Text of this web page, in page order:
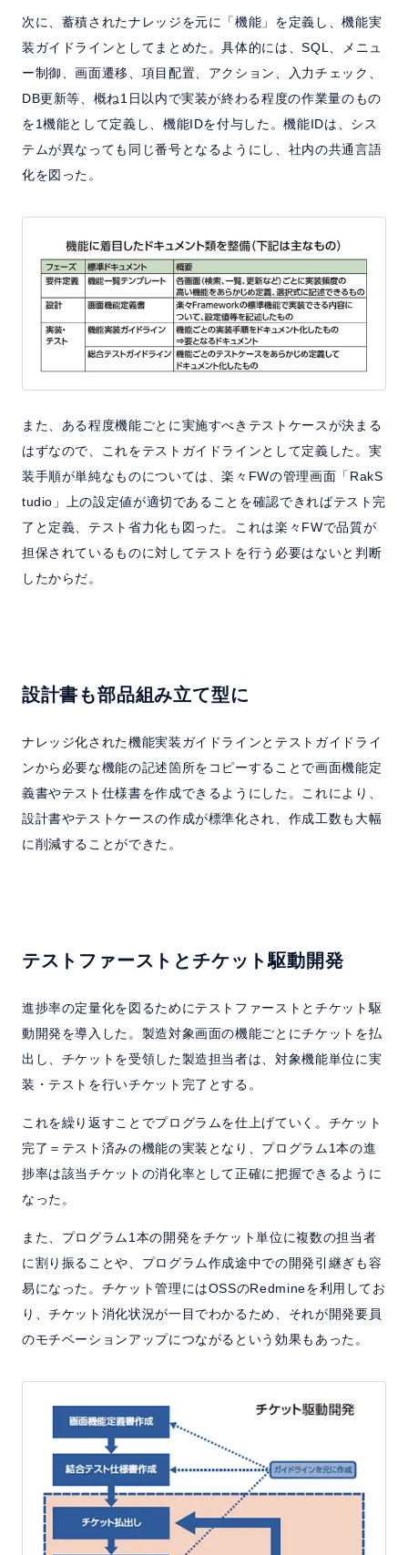
次に、蓄積されたナレッジを元に「機能」を定義し、機能実
装ガイドラインとしてまとめた。具体的には、SQL、メニュ
ー制御、画面遷移、項目配置、アクション、入力チェック、
DB更新等、概ね1日以内で実装が終わる程度の作業量のもの
を1機能として定義し、機能IDを付与した。機能IDは、シス
テムが異なっても同じ番号となるようにし、社内の共通言語
化を図った。
また、ある程度機能ごとに実施すべきテストケースが決まる
はずなので、これをテストガイドラインとして定義した。実
装手順が単純なものについては、楽々FWの管理画面「RakS
tudio」上の設定値が適切であることを確認できればテスト完
了と定義、テスト省力化も図った。これは楽々FWで品質が
担保されているものに対してテストを行う必要はないと判断
したからだ。
設計書も部品組み立て型に
ナレッジ化された機能実装ガイドラインとテストガイドライ
ンから必要な機能の記述箇所をコピーすることで画面機能定
義書やテスト仕様書を作成できるようにした。これにより、
設計書やテストケースの作成が標準化され、作成工数も大幅
に削減することができた。
テストファーストとチケット駆動開発
進捗率の定量化を図るためにテストファーストとチケット駆
動開発を導入した。製造対象画面の機能ごとにチケットを払
出し、チケットを受領した製造担当者は、対象機能単位に実
装・テストを行いチケット完了とする。
これを繰り返すことでプログラムを仕上げていく。チケット
完了＝テスト済みの機能の実装となり、プログラム1本の進
捗率は該当チケットの消化率として正確に把握できるように
なった。
また、プログラム1本の開発をチケット単位に複数の担当者
に割り振ることや、プログラム作成途中での開発引継ぎも容
易になった。チケット管理にはOSSのRedmineを利用してお
り、チケット消化状況が一目でわかるため、それが開発要員
のモチベーションアップにつながるという効果もあった。